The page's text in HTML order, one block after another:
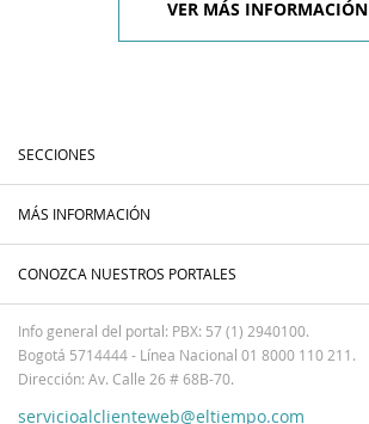
VER MÁS INFORMACIÓN
SECCIONES
MÁS INFORMACIÓN
CONOZCA NUESTROS PORTALES
Info general del portal: PBX: 57 (1) 2940100.
Bogotá 5714444 - Línea Nacional 01 8000 110 211.
Dirección: Av. Calle 26 # 68B-70.
servicioalclienteweb@eltiempo.com